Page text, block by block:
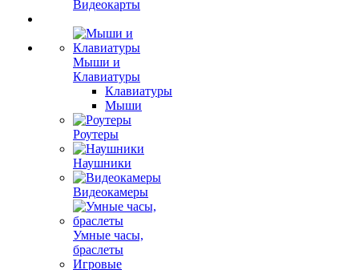
Видеокарты
Мыши и
Клавиатуры
Клавиатуры
Мыши
Роутеры
Наушники
Видеокамеры
Умные часы,
браслеты
Игровые